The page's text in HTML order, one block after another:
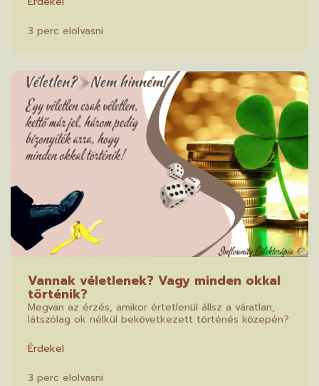
3 perc elolvasni
Vannak véletlenek? Vagy minden okkal
történik?
Megvan az érzés, amikor értetlenül állsz a váratlan,
látszólag ok nélkül bekövetkezett történés közepén?
Érdekel
3 perc elolvasni